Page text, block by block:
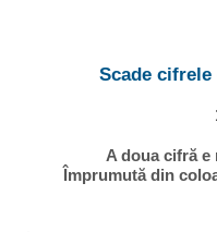
Scade
A doua cifră e
Împrumută din